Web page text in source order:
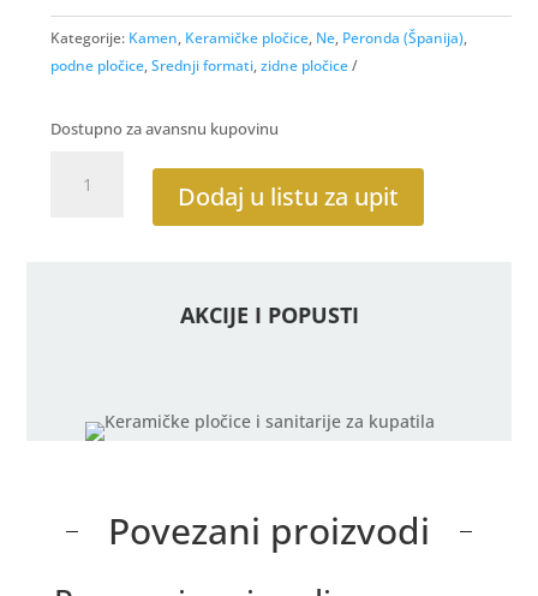
Kategorije: Kamen, Keramičke pločice, Ne, Peronda (Španija),
podne pločice,Srednji formati,zidne pločice
Dostupno za avansnu kupovinu
Dodaj u listu za upit
AKCIJE I POPUSTI
Povezani proizvodi